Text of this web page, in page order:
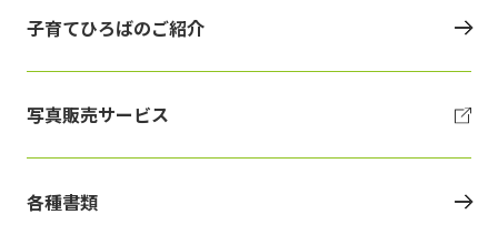
子育てひろばのご紹介
写真販売サービス
各種書類